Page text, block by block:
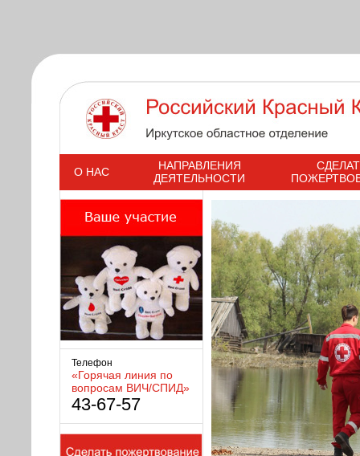
s
О НАС
НАПРАВЛЕНИЯ
ДЕЯТЕЛЬНОСТИ
Телефон
«Горячая линия по
вопросам ВИЧ/СПИД»
43-67-57